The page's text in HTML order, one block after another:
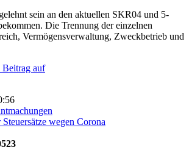
sein an den aktuellen SKR04 und 5-
Die Trennung der einzelnen
Vermögensverwaltung, Zweckbetrieb und
Beitrag auf
Steuersätze wegen Corona